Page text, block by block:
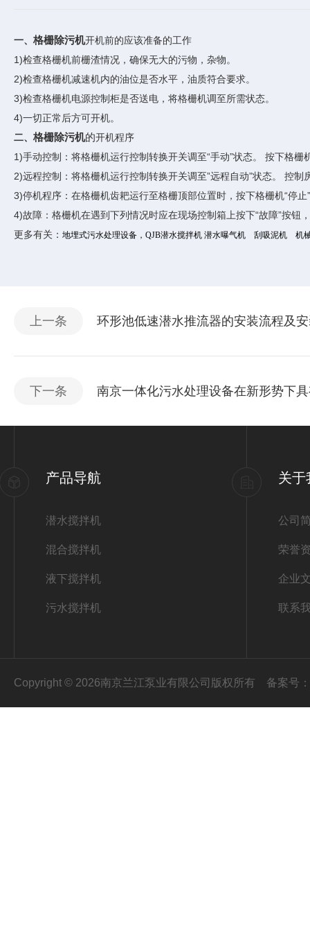
一、 格栅除污机开机前的应该准备的工作
1)检查格栅机前栅渣情况，确保无大的污物，杂物。
2)检查格栅机减速机内的油位是否水平，油质符合要求。
3)检查格栅机电源控制柜是否送电，将格栅机调至所需状态。
4)一切正常后方可开机。
二、 格栅除污机的开机程序
1)手动控制：将格栅机运行控制转换开关调至“手动”状态。 按下格
2)远程控制：将格栅机运行控制转换开关调至”远程自动”状态。 控
3)停机程序：在格栅机齿耙运行至格栅顶部位置时，按下格栅机“停
4)故障：格栅机在遇到下列情况时应在现场控制箱上按下“故障”按钮
更多有关： 地埋式污水处理设备，QJB潜水搅拌机 潜水曝气机 刮吸泥机 机
上一条 环形池低速潜水推流器的安装流程及
下一条 南京一体化污水处理设备在新形势下
产品导航
潜水搅拌机
混合搅拌机
液下搅拌机
污水搅拌机
关于
公司
荣誉
企业
联系
Copyright © 2026南京兰江泵业有限公司版权所有 备案号